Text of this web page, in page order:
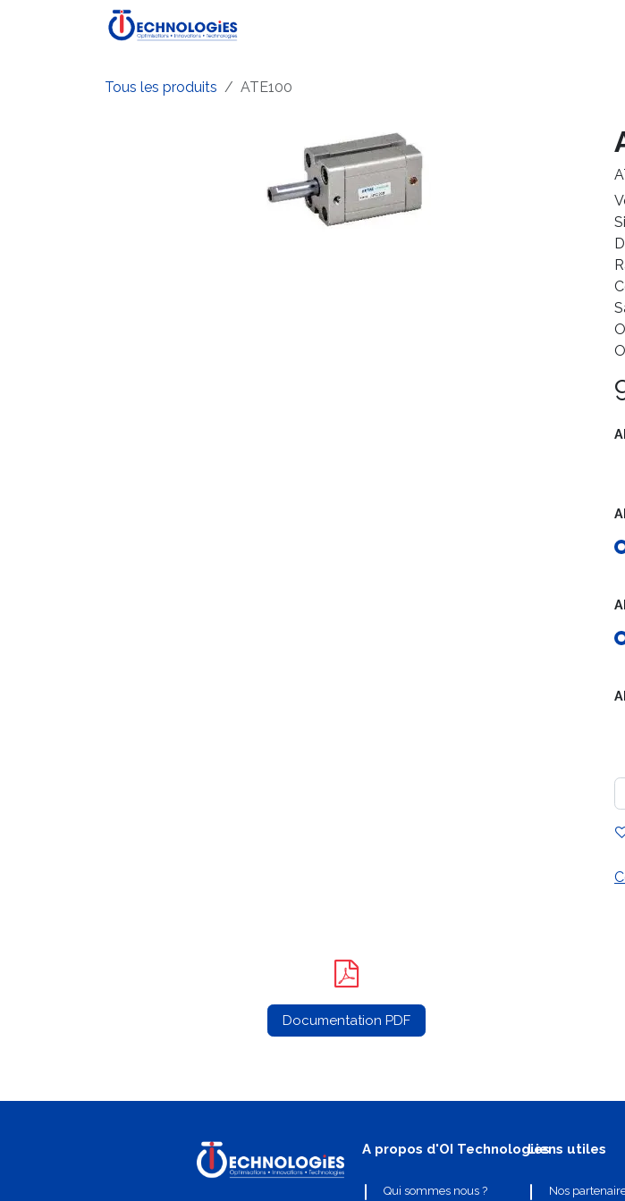
Se rendre au contenu
Tous les produits ATE100
Documentation PDF
A propos d'OI Technologies
Qui sommes nous ?
Liens utiles
Nos